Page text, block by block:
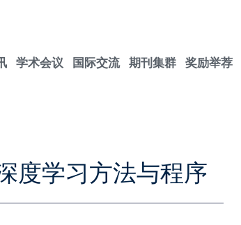
学术会议 国际交流 期刊集群 奖励举荐
度学习方法与程序